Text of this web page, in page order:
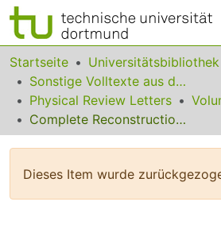
Bereiche & Sammlungen
Das gesamte Repositorium
Statistiken
Startseite
Universitätsbibliothek
Sonstige Volltexte aus dem Bibliotheksangebot
Physical Review Letters
Complete Reconstruction of the Quantum State of a Single-Photon Wave Packet Absorbed by a Doppler-Broadened Transition
Dieses Item wurde